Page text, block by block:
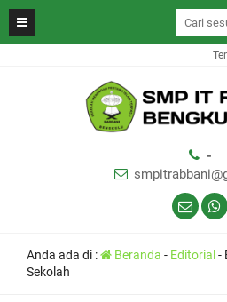
-
Anda ada di : Beranda - Editorial -
Sekolah